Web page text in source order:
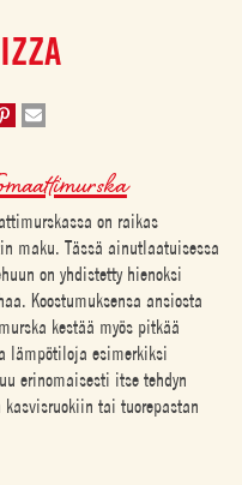
on raikas
maku. Tässä ainutlaatuisessa
on yhdistetty hienoksi
Koostumuksensa ansiosta
kestää myös pitkää
lämpötiloja esimerkiksi
erinomaisesti itse tehdyn
tai tuorepastan